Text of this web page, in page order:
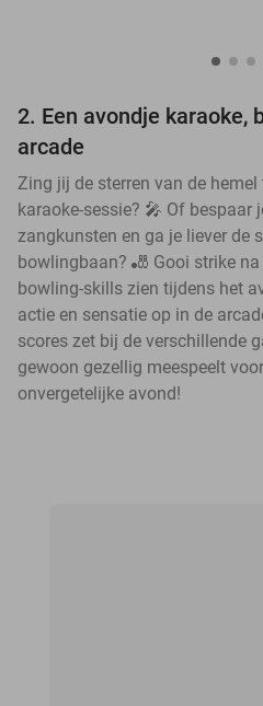
2. Een avondje karaoke,
arcade
Zing jij de sterren van de
karaoke-sessie? 🎤 Of bespaar
zangkunsten en ga je liever de
bowlingbaan? 🎳 Gooi strike
bowling-skills zien tijdens het
actie en sensatie op in de
scores zet bij de verschillende
gewoon gezellig meespeelt
onvergetelijke avond!